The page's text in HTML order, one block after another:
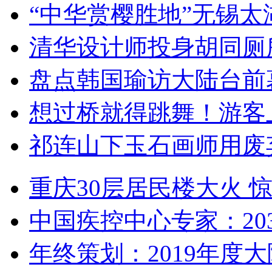
“中华赏樱胜地”无锡
清华设计师投身胡同
盘点韩国瑜访大陆台
想过桥就得跳舞！游客
祁连山下玉石画师用
重庆30层居民楼大火
中国疾控中心专家：
年终策划：2019年度